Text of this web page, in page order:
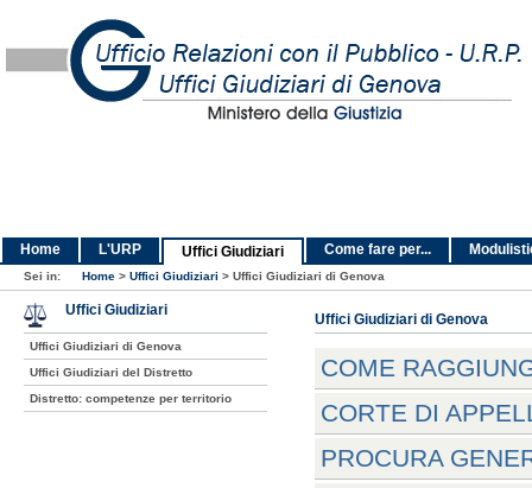
Home L'URP Uffici Giudiziari Come fare per...
Sei in: Home > Uffici Giudiziari > Uffici Giudiziari di Genova
Uffici Giudiziari di Genova
COME
CORTE DI
PROCURA
Uffici Giudiziari
Uffici Giudiziari di Genova
Uffici Giudiziari del Distretto
Distretto: competenze per territorio